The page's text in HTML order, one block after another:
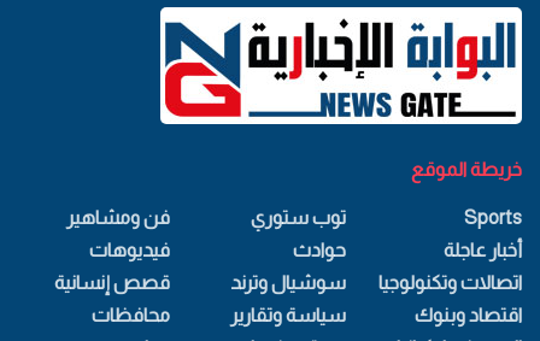
خريطة الموقع
Sports
أخبار عاجلة
اتصالات وتكنولوجيا
اقتصاد وبنوك
توب ستوري
حوادث
سوشيال وترند
سياسة وتقارير
فن ومشاهير
فيديوهات
قصص إنسانية
محافظات